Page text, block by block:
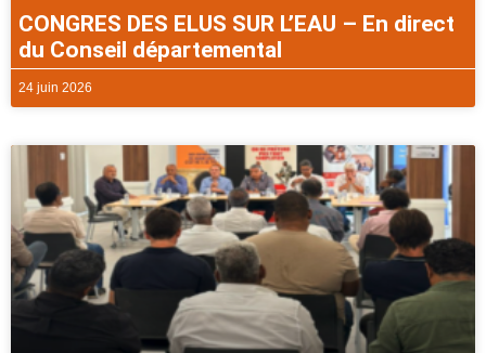
CONGRES DES ELUS SUR L’EAU – En direct
du Conseil départemental
24 juin 2026